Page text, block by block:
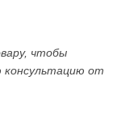
чтобы
консультацию от